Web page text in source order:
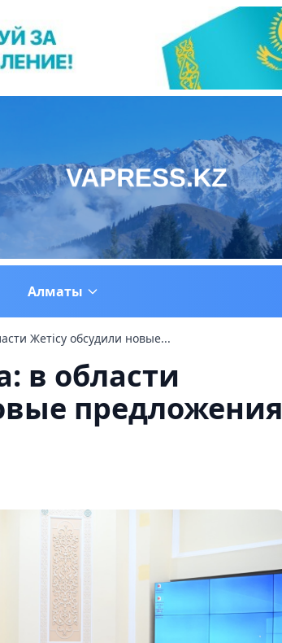
Алматы
Жетісу обсудили новые...
в области
предложения